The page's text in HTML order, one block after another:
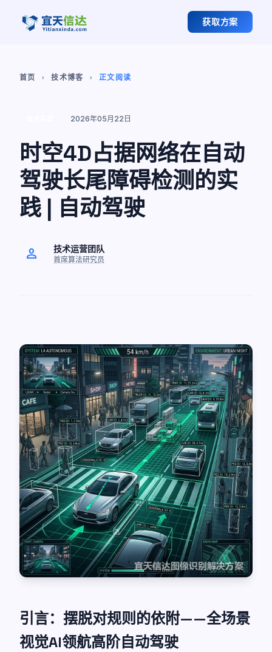
获取方案
首页 chevron_right 技术博客 chevron_right 正文阅读
2026年05月22日
时空4D占据网络在自动
驾驶长尾障碍检测的实
践 | 自动驾驶
person 技术运营团队
首席算法研究员
引言：摆脱对规则的依附——全场景
视觉AI领航高阶自动驾驶